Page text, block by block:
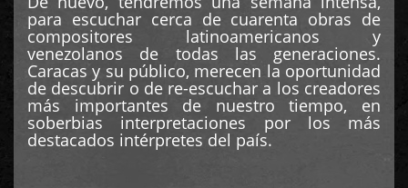
para escuchar cerca de cuarenta obras de
compositores latinoamericanos y
venezolanos de todas las generaciones.
Caracas y su público, merecen la oportunidad
de descubrir o de re-escuchar a los creadores
más importantes de nuestro tiempo, en
soberbias interpretaciones por los más
destacados intérpretes del país.